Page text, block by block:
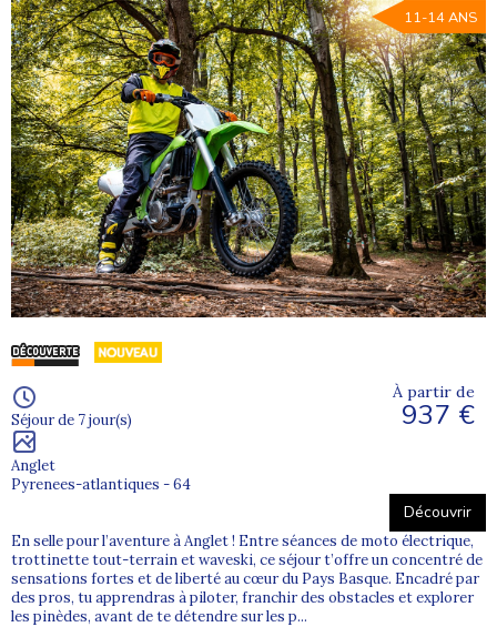
11-14 ANS
Séjour de 7 jour(s)
Anglet
Pyrenees-atlantiques - 64
À partir de
937 €
Découvrir
En selle pour l’aventure à Anglet ! Entre séances de moto électrique,
trottinette tout-terrain et waveski, ce séjour t’offre un concentré de
sensations fortes et de liberté au cœur du Pays Basque. Encadré par
des pros, tu apprendras à piloter, franchir des obstacles et explorer
les pinèdes, avant de te détendre sur les p...